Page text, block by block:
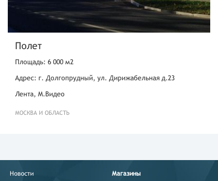
Полет
Площадь: 6 000 м2
Адрес: г. Долгопрудный, ул. Дирижабельная д.23
Лента, М.Видео
МОСКВА И ОБЛАСТЬ
Новости
Магазины